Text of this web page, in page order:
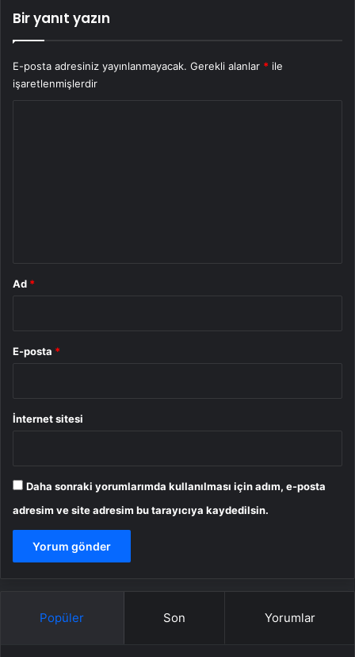
Bir yanıt yazın
E-posta adresiniz yayınlanmayacak. Gerekli alanlar * ile
işaretlenmişlerdir
Ad *
E-posta *
İnternet sitesi
Daha sonraki yorumlarımda kullanılması için adım, e-posta
adresim ve site adresim bu tarayıcıya kaydedilsin.
Popüler Son Yorumlar